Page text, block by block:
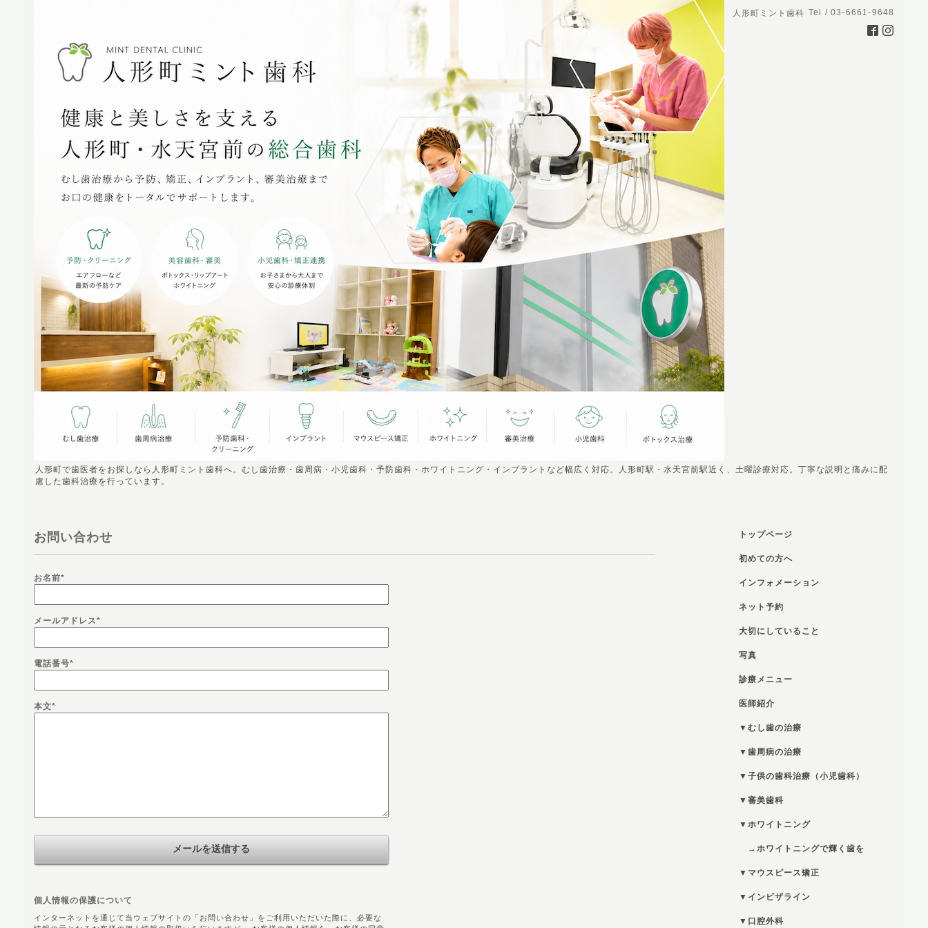
人形町ミント歯科 Tel / 03-6661-9648
人形町で歯医者をお探しなら人形町ミント歯科へ。むし歯治療・歯周病・小児歯科・予防歯科・ホワイトニング・インプラントなど幅広く対応。人形町駅・水天宮前駅近く、土曜診療対応。丁寧な説明と痛みに配
慮した歯科治療を行っています。
お問い合わせ
お名前*
メールアドレス*
電話番号*
本文*
個人情報の保護について
インターネットを通じて当ウェブサイトの「お問い合わせ」をご利用いただいた際に、必要な
トップページ
初めての方へ
インフォメーション
ネット予約
大切にしていること
写真
診療メニュー
医師紹介
▼むし歯の治療
▼歯周病の治療
▼子供の歯科治療（小児歯科）
▼審美歯科
▼ホワイトニング
→ホワイトニングで輝く歯を
▼マウスピース矯正
▼インビザライン
▼口腔外科